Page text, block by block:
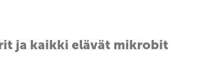
ja kaikki elävät mikrobit